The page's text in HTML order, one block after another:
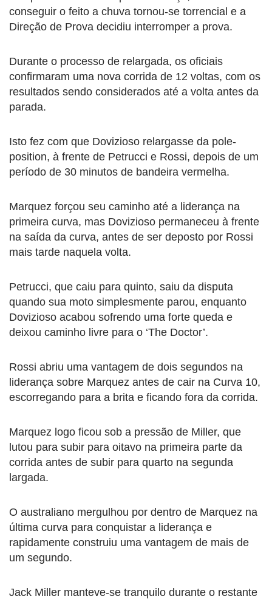
conseguir o feito a chuva tornou-se torrencial e a
Direção de Prova decidiu interromper a prova.
Durante o processo de relargada, os oficiais
confirmaram uma nova corrida de 12 voltas, com os
resultados sendo considerados até a volta antes da
parada.
Isto fez com que Dovizioso relargasse da pole-
position, à frente de Petrucci e Rossi, depois de um
período de 30 minutos de bandeira vermelha.
Marquez forçou seu caminho até a liderança na
primeira curva, mas Dovizioso permaneceu à frente
na saída da curva, antes de ser deposto por Rossi
mais tarde naquela volta.
Petrucci, que caiu para quinto, saiu da disputa
quando sua moto simplesmente parou, enquanto
Dovizioso acabou sofrendo uma forte queda e
deixou caminho livre para o ‘The Doctor’.
Rossi abriu uma vantagem de dois segundos na
liderança sobre Marquez antes de cair na Curva 10,
escorregando para a brita e ficando fora da corrida.
Marquez logo ficou sob a pressão de Miller, que
lutou para subir para oitavo na primeira parte da
corrida antes de subir para quarto na segunda
largada.
O australiano mergulhou por dentro de Marquez na
última curva para conquistar a liderança e
rapidamente construiu uma vantagem de mais de
um segundo.
Jack Miller manteve-se tranquilo durante o restante